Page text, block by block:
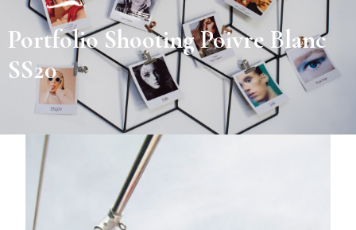
Portfolio Shooting Poivre Blanc
SS20